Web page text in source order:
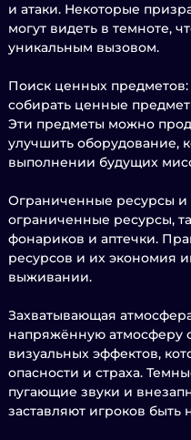
и атаки. Некоторые
могут видеть в темноте,
уникальным вызовом.
Поиск ценных
собирать ценные
Эти предметы можно
улучшить оборудование,
выполнении будущих
Ограниченные ресурсы
ограниченные ресурсы,
фонариков и аптечки.
ресурсов и их экономия
выживании.
Захватывающая
напряжённую атмосферу
визуальных эффектов,
опасности и страха.
пугающие звуки и
заставляют игроков быть